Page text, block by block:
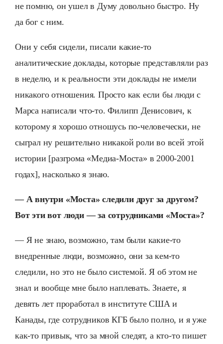
не помню, он ушел в Думу довольно быстро. Ну
да бог с ним.
Они у себя сидели, писали какие-то
аналитические доклады, которые представляли раз
в неделю, и к реальности эти доклады не имели
никакого отношения. Просто как если бы люди с
Марса написали что-то. Филипп Денисович, к
которому я хорошо отношусь по-человечески, не
сыграл ну решительно никакой роли во всей этой
истории [разгрома «Медиа-Моста» в 2000-2001
годах], насколько я знаю.
— А внутри «Моста» следили друг за другом?
Вот эти вот люди — за сотрудниками «Моста»?
— Я не знаю, возможно, там были какие-то
внедренные люди, возможно, они за кем-то
следили, но это не было системой. Я об этом не
знал и вообще мне было наплевать. Знаете, я
девять лет проработал в институте США и
Канады, где сотрудников КГБ было полно, и я уже
как-то привык, что за мной следят, а кто-то пишет